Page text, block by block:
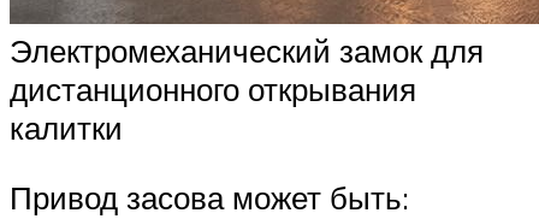
Электромеханический замок для
дистанционного открывания
калитки
Привод засова может быть: